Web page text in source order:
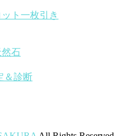
ト一枚引き
石
＆診断